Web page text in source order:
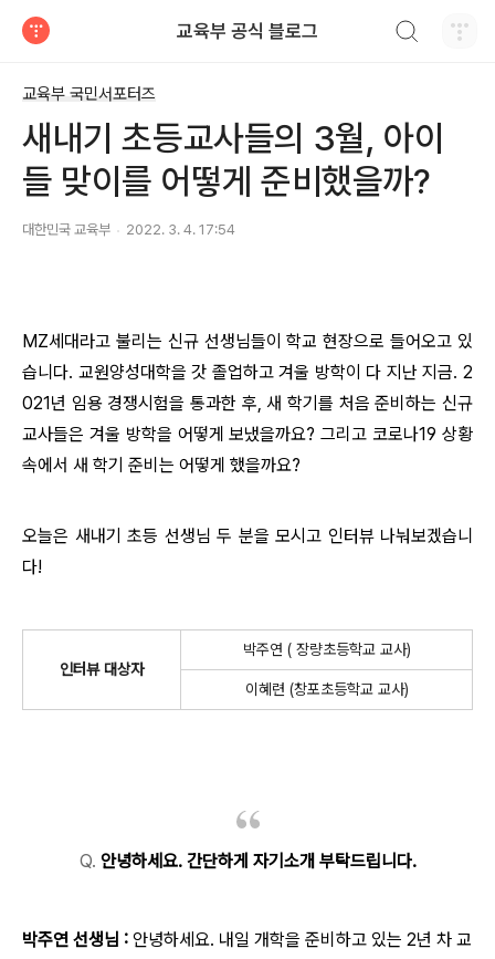
교육부 공식 블로그
교육부 국민서포터즈
새내기 초등교사들의 3월, 아이
들 맞이를 어떻게 준비했을까?
대한민국 교육부 2022. 3. 4. 17:54
MZ세대라고 불리는 신규 선생님들이 학교 현장으로 들어오고 있
습니다. 교원양성대학을 갓 졸업하고 겨울 방학이 다 지난 지금. 2
021년 임용 경쟁시험을 통과한 후, 새 학기를 처음 준비하는 신규
교사들은 겨울 방학을 어떻게 보냈을까요? 그리고 코로나19 상황
속에서 새 학기 준비는 어떻게 했을까요?
오늘은 새내기 초등 선생님 두 분을 모시고 인터뷰 나눠보겠습니
다!
인터뷰 대상자
박주연 ( 장량초등학교 교사)
이혜련 (창포초등학교 교사)
Q. 안녕하세요. 간단하게 자기소개 부탁드립니다.
박주연 선생님 : 안녕하세요. 내일 개학을 준비하고 있는 2년 차 교